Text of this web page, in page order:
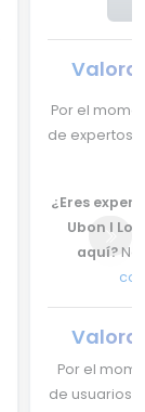
Por el
de expertos
¿Eres
Ubon I
aquí?
Por el
de usuarios